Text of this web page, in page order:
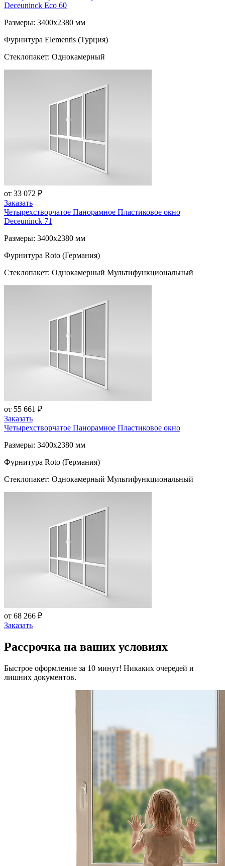
Deceuninck Eco 60
Размеры: 3400x2380 мм
Фурнитура Elementis (Турция)
Стеклопакет: Однокамерный
от 33 072 ₽
Заказать
Четырехстворчатое Панорамное Пластиковое окно
Deceuninck 71
Размеры: 3400x2380 мм
Фурнитура Roto (Германия)
Стеклопакет: Однокамерный Мультифункциональный
от 55 661 ₽
Заказать
Четырехстворчатое Панорамное Пластиковое окно
Размеры: 3400x2380 мм
Фурнитура Roto (Германия)
Стеклопакет: Однокамерный Мультифункциональный
от 68 266 ₽
Заказать
Рассрочка на ваших условиях
Быстрое оформление за 10 минут! Никаких очередей и
лишних документов.